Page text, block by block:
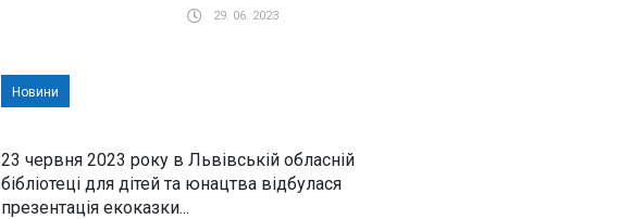
29. 06. 2023
Новини
23 червня 2023 року в Львівській обласній
бібліотеці для дітей та юнацтва відбулася
презентація екоказки...